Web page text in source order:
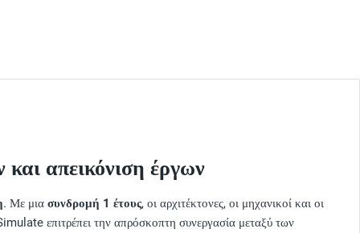
απεικόνιση έργων
. Με μια συνδρομή 1 έτους, οι αρχιτέκτονες, οι μηχανικοί και οι
επιτρέπει την απρόσκοπτη συνεργασία μεταξύ των